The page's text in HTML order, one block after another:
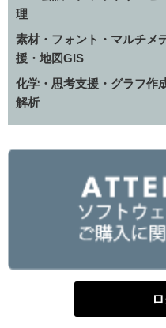
理
素材・フォント・マルチメ
援・地図GIS
化学・思考支援・グラフ作
解析